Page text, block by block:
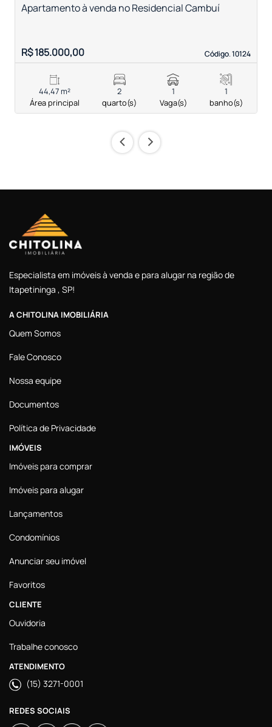
Código. 10124
Código. 10124
Apartamento à venda no Residencial Cambuí
R$ 185.000,00
44,47 m²
Área principal
2
quarto(s)
1
Vaga(s)
1
banho(s)
‹ ›
Especialista em imóveis à venda e para alugar na região de
Itapetininga , SP!
A CHITOLINA IMOBILIÁRIA
Quem Somos
Fale Conosco
Nossa equipe
Documentos
Política de Privacidade
IMÓVEIS
Imóveis para comprar
Imóveis para alugar
Lançamentos
Condomínios
Anunciar seu imóvel
Favoritos
CLIENTE
Ouvidoria
Trabalhe conosco
ATENDIMENTO
(15) 3271-0001
REDES SOCIAIS